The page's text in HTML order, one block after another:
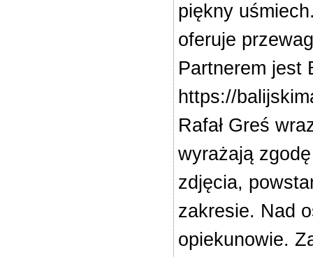
piękny
oferuje
Partnerem jest
https://
Rafał Greś
wyrażają
zdjęcia,
zakresie. Nad
opiekunowie.